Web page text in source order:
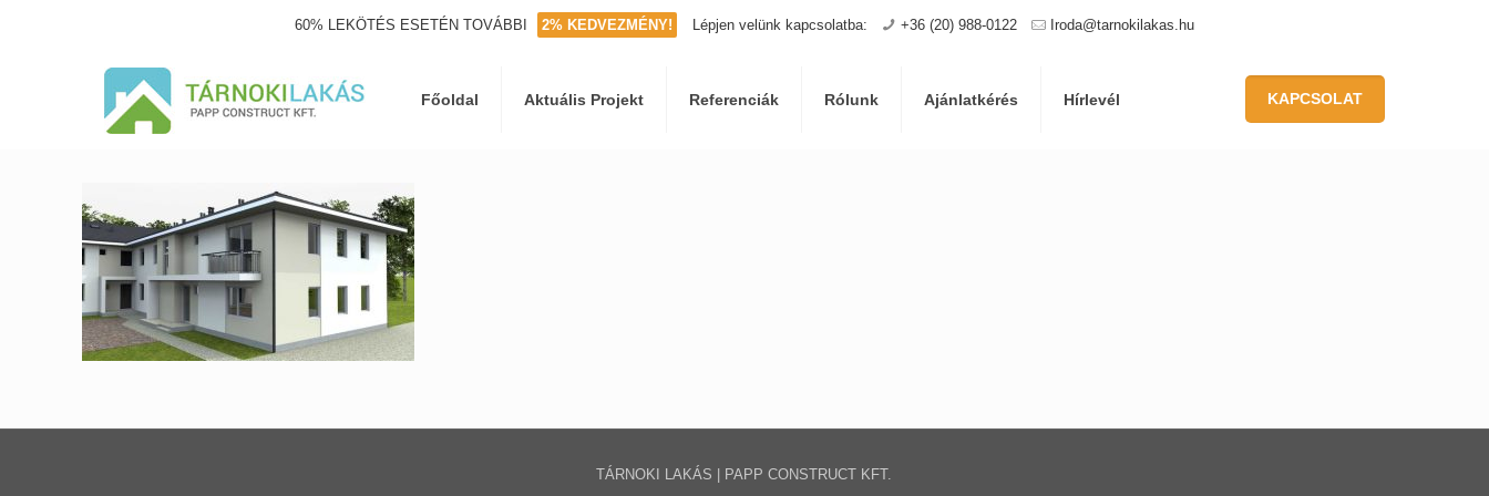
60% LEKÖTÉS ESETÉN TOVÁBBI 2% KEDVEZMÉNY! Lépjen velünk kapcsolatba: +36 (20) 988-0122 Iroda@tarnokilakas.hu
Főoldal Aktuális Projekt Referenciák Rólunk Ajánlatkérés Hírlevél KAPCSOLAT
TÁRNOKI LAKÁS | PAPP CONSTRUCT KFT.